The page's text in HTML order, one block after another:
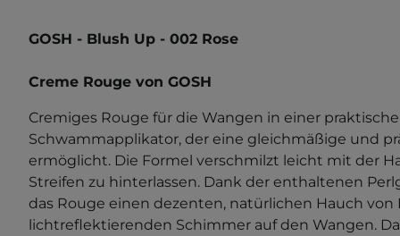
GOSH - Blush Up - 002 Rose
Creme Rouge von GOSH
Cremiges Rouge für die Wangen in einer
Schwammapplikator, der eine gleichmäßige und
ermöglicht. Die Formel verschmilzt leicht mit der
Streifen zu hinterlassen. Dank der enthaltenen
das Rouge einen dezenten, natürlichen Hauch von
lichtreflektierenden Schimmer auf den Wangen.